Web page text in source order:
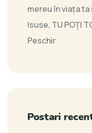
mereu în viaţa
Isuse, TU POŢI
Peschir
Postari